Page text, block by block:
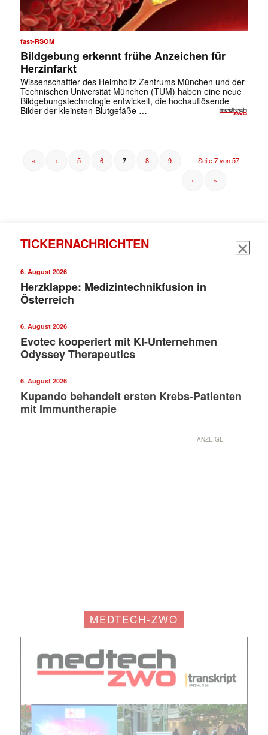
jede Woche aktuell informiert.
Mail
(erforderlich)
fast-RSOM
Bildgebung erkennt frühe Anzeichen für
Herzinfarkt
Wissenschaftler des Helmholtz Zentrums München und der
Technischen Universität München (TUM) haben eine neue
Bildgebungstechnologie entwickelt, die hochauflösende
Bilder der kleinsten Blutgefäße …
Seite 7 von 57
« ‹ 5 6 7 8 9
› »
TICKERNACHRICHTEN
6. August 2026
Herzklappe: Medizintechnikfusion in
Österreich
6. August 2026
Evotec kooperiert mit KI-Unternehmen
Odyssey Therapeutics
6. August 2026
Kupando behandelt ersten Krebs-Patienten
mit Immuntherapie
ANZEIGE
MEDTECH-ZWO